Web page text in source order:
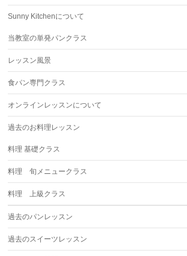
Sunny Kitchenについて
当教室の単発パンクラス
レッスン風景
食パン専門クラス
オンラインレッスンについて
過去のお料理レッスン
料理 基礎クラス
料理 旬メニュークラス
料理 上級クラス
過去のパンレッスン
過去のスイーツレッスン